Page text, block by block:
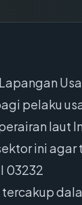
pelaku
laut
ini
03232